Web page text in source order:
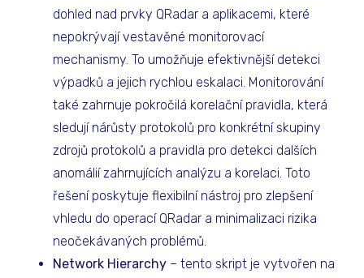
dohled nad prvky QRadar a aplikacemi, které
nepokrývají vestavěné monitorovací
mechanismy. To umožňuje efektivnější detekci
výpadků a jejich rychlou eskalaci. Monitorování
také zahrnuje pokročilá korelační pravidla, která
sledují nárůsty protokolů pro konkrétní skupiny
zdrojů protokolů a pravidla pro detekci dalších
anomálií zahrnujících analýzu a korelaci. Toto
řešení poskytuje flexibilní nástroj pro zlepšení
vhledu do operací QRadar a minimalizaci rizika
neočekávaných problémů.
Network Hierarchy – tento skript je vytvořen na